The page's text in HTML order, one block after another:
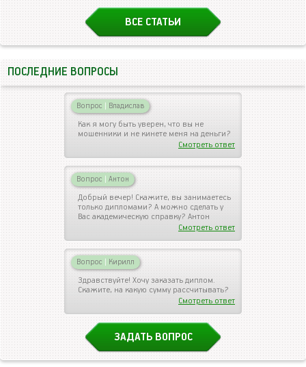
ВСЕ СТАТЬИ
ПОСЛЕДНИЕ ВОПРОСЫ
Вопрос | Владислав
Как я могу быть уверен, что вы не
мошенники и не кинете меня на деньги?
Смотреть ответ
Вопрос | Антон
Добрый вечер! Скажите, вы занимаетесь
только дипломами? А можно сделать у
Вас академическую справку? Антон
Смотреть ответ
Вопрос | Кирилл
Здравствуйте! Хочу заказать диплом.
Скажите, на какую сумму рассчитывать?
Смотреть ответ
ЗАДАТЬ ВОПРОС